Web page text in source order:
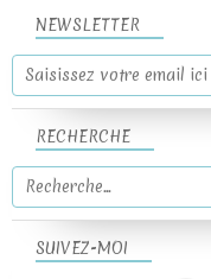
NEWSLETTER
SUIVEZ-MOI
RECHERCHE